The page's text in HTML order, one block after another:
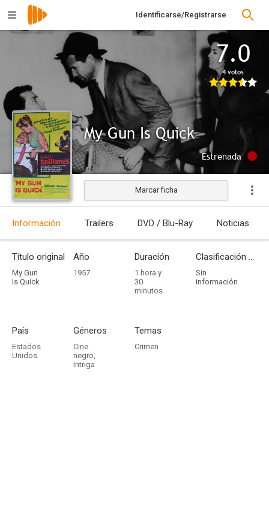
Identificarse/Registrarse
7.0
4 votos
My Gun Is Quick
Estrenada
Marcar ficha
Información Trailers DVD / Blu-Ray Noticias
Título original
My Gun
Is Quick
Año
1957
Duración
1 hora y
30
minutos
Clasificación por edades
Sin
información
País
Estados
Unidos
Géneros
Cine
negro,
Intriga
Temas
Crimen